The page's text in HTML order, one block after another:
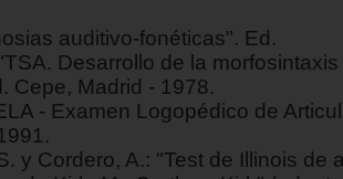
auditivo-fonéticas". Ed.
Desarrollo de la
Cepe, Madrid - 1978.
- Examen Logopédico de
y Cordero, A.: "Test de Illinois de